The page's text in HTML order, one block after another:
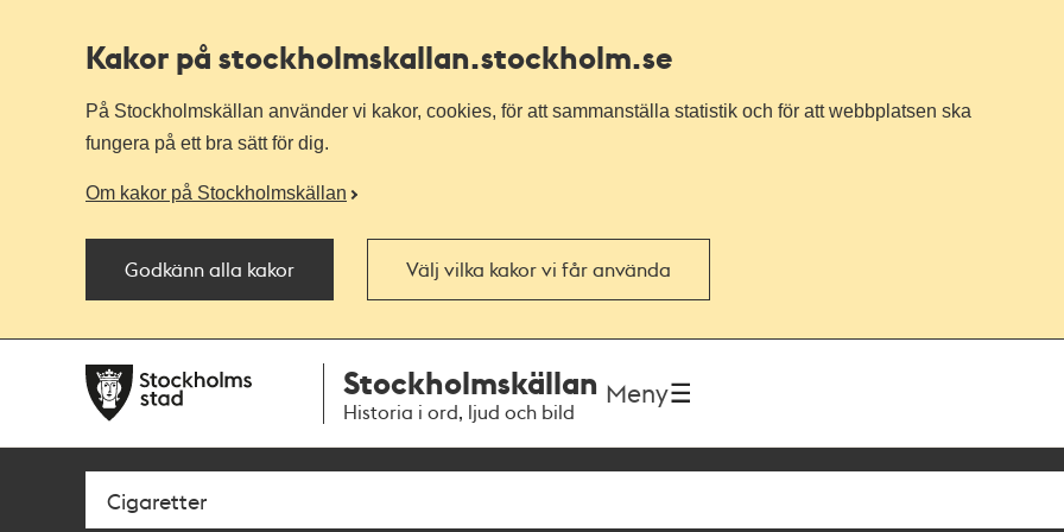
Kakor på stockholmskallan.stockholm.se
På Stockholmskällan använder vi kakor, cookies, för att sammanställa statistik och för att webbplatsen ska
fungera på ett bra sätt för dig.
Om kakor på Stockholmskällan
Godkänn alla kakor Välj vilka kakor vi får använda
navigationen
huvudinnehållet
Stockholmskällan
Historia i ord, ljud och bild
Meny
Sök